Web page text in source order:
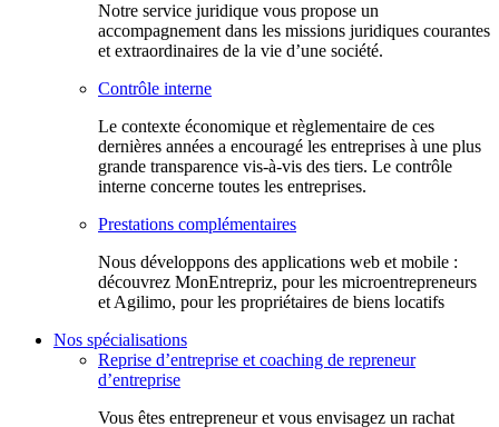
Notre service juridique vous propose un
accompagnement dans les missions juridiques courantes
et extraordinaires de la vie d’une société.
Contrôle interne
Le contexte économique et règlementaire de ces
dernières années a encouragé les entreprises à une plus
grande transparence vis-à-vis des tiers. Le contrôle
interne concerne toutes les entreprises.
Prestations complémentaires
Nous développons des applications web et mobile :
découvrez MonEntrepriz, pour les microentrepreneurs
et Agilimo, pour les propriétaires de biens locatifs
Nos spécialisations
Reprise d’entreprise et coaching de repreneur
d’entreprise
Vous êtes entrepreneur et vous envisagez un rachat